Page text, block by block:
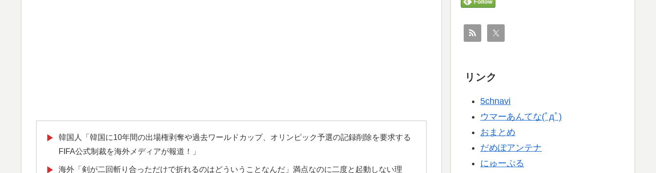
▶
韓国人「韓国に10年間の出場権剥奪や過去ワールドカップ、オリンピック予選の記録削除を要求する
FIFA公式制裁を海外メディアが報道！」
▶
海外「剣が二回斬り合っただけで折れるのはどういうことなんだ」満点なのに二度と起動しない理
リンク
5chnavi
ウマーあんてな(ﾟдﾟ)
おまとめ
だめぽアンテナ
にゅーぷる